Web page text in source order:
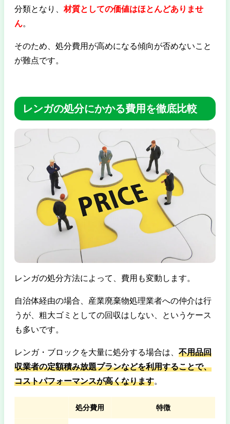
分類となり、材質としての価値はほとんどありませ
ん。
そのため、処分費用が高めになる傾向が否めないこと
が難点です。
レンガの処分にかかる費用を徹底比較
レンガの処分方法によって、費用も変動します。
自治体経由の場合、産業廃棄物処理業者への仲介は行
うが、粗大ゴミとしての回収はしない、というケース
も多いです。
レンガ・ブロックを大量に処分する場合は、 不用品回
収業者の定額積み放題プランなどを利用することで、
コストパフォーマンスが高くなります。
処分費用 特徴